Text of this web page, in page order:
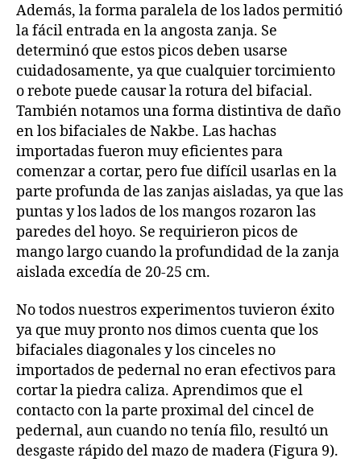
Además, la forma paralela de los lados permitió
la fácil entrada en la angosta zanja. Se
determinó que estos picos deben usarse
cuidadosamente, ya que cualquier torcimiento
o rebote puede causar la rotura del bifacial.
También notamos una forma distintiva de daño
en los bifaciales de Nakbe. Las hachas
importadas fueron muy eficientes para
comenzar a cortar, pero fue difícil usarlas en la
parte profunda de las zanjas aisladas, ya que las
puntas y los lados de los mangos rozaron las
paredes del hoyo. Se requirieron picos de
mango largo cuando la profundidad de la zanja
aislada excedía de 20-25 cm.
No todos nuestros experimentos tuvieron éxito
ya que muy pronto nos dimos cuenta que los
bifaciales diagonales y los cinceles no
importados de pedernal no eran efectivos para
cortar la piedra caliza. Aprendimos que el
contacto con la parte proximal del cincel de
pedernal, aun cuando no tenía filo, resultó un
desgaste rápido del mazo de madera (Figura 9).